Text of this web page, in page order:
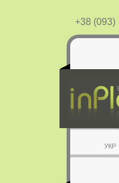
+38 (093)
УКР